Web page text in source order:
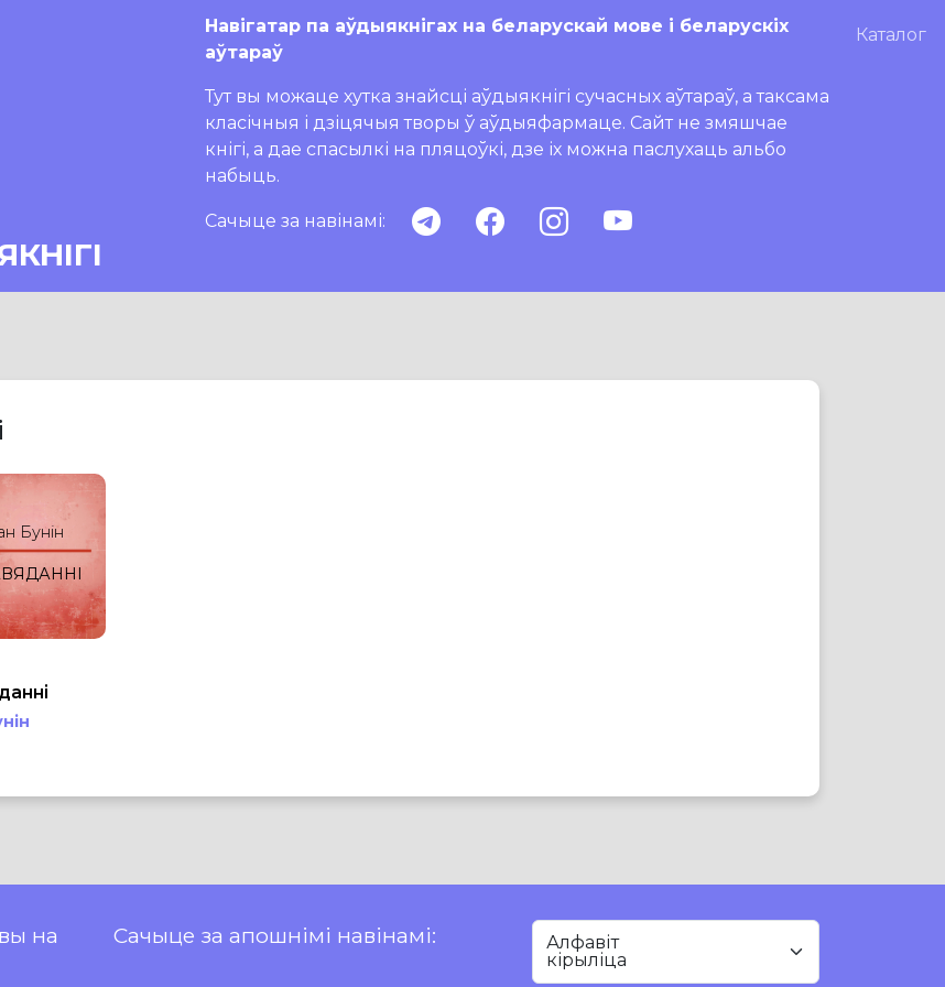
Навігатар па аўдыякнігах на беларускай мове і беларускіх
аўтараў
Тут вы можаце хутка знайсці аўдыякнігі сучасных аўтараў, а таксама
класічныя і дзіцячыя творы ў аўдыяфармаце. Сайт не змяшчае
кнігі, а дае спасылкі на пляцоўкі, дзе іх можна паслухаць альбо
набыць.
Сачыце за навінамі:
Каталог
Бунін
на
Сачыце за апошнімі навінамі: Алфавіт